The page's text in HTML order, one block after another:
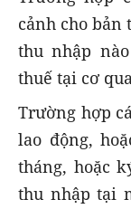
cảnh cho bản
thu nhập
thuế tại cơ
Trường hợp
lao động,
tháng, hoặc
thu nhập tại